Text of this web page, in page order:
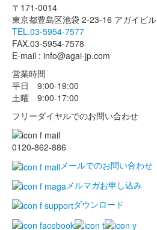
〒171-0014
東京都豊島区池袋 2-23-16 アガイビル
TEL.03-5954-7577
FAX.03-5954-7578
E-mail : info@agai-jp.com
営業時間
平日 9:00-19:00
土曜 9:00-17:00
フリーダイヤルでのお問い合わせ
0120-862-886
メールでのお問い合わせ
メルマガお申し込み
ダウンロード